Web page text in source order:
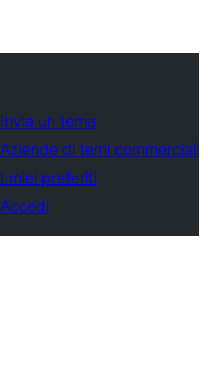
Invia un tema
Aziende di temi commerciali
I miei preferiti
Accedi